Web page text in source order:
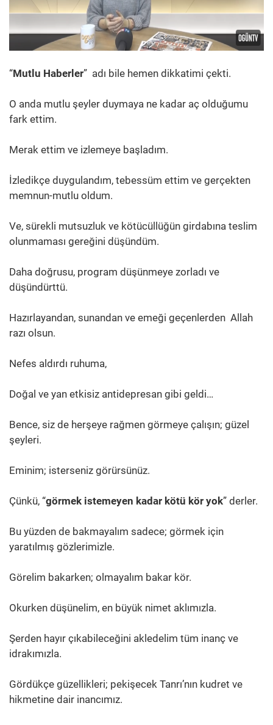
“Mutlu Haberler” adı bile hemen dikkatimi çekti.
O anda mutlu şeyler duymaya ne kadar aç olduğumu
fark ettim.
Merak ettim ve izlemeye başladım.
İzledikçe duygulandım, tebessüm ettim ve gerçekten
memnun-mutlu oldum.
Ve, sürekli mutsuzluk ve kötücüllüğün girdabına teslim
olunmaması gereğini düşündüm.
Daha doğrusu, program düşünmeye zorladı ve
düşündürttü.
Hazırlayandan, sunandan ve emeği geçenlerden Allah
razı olsun.
Nefes aldırdı ruhuma,
Doğal ve yan etkisiz antidepresan gibi geldi…
Bence, siz de herşeye rağmen görmeye çalışın; güzel
şeyleri.
Eminim; isterseniz görürsünüz.
Çünkü, “görmek istemeyen kadar kötü kör yok” derler.
Bu yüzden de bakmayalım sadece; görmek için
yaratılmış gözlerimizle.
Görelim bakarken; olmayalım bakar kör.
Okurken düşünelim, en büyük nimet aklımızla.
Şerden hayır çıkabileceğini akledelim tüm inanç ve
idrakımızla.
Gördükçe güzellikleri; pekişecek Tanrı’nın kudret ve
hikmetine dair inancımız.